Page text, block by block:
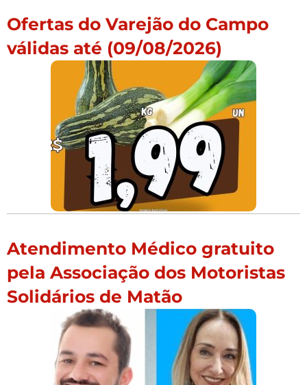
Ofertas do Varejão do Campo
válidas até (09/08/2026)
Atendimento Médico gratuito
pela Associação dos Motoristas
Solidários de Matão